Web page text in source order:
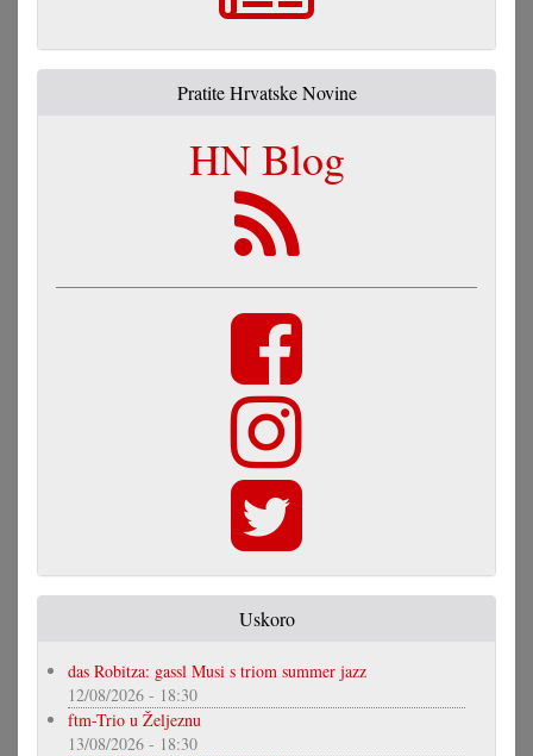
Pratite Hrvatske Novine
HN Blog
Uskoro
das Robitza: gassl Musi s triom summer jazz
12/08/2026 - 18:30
ftm-Trio u Željeznu
13/08/2026 - 18:30